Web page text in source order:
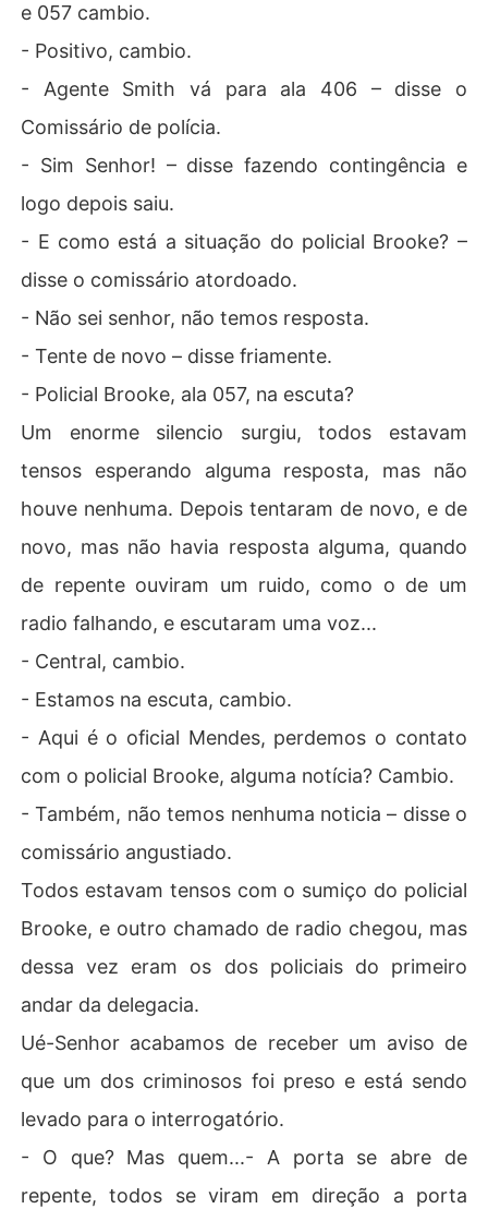
e 057 cambio.
- Positivo, cambio.
- Agente Smith vá para ala 406 – disse o
Comissário de polícia.
- Sim Senhor! – disse fazendo contingência e
logo depois saiu.
- E como está a situação do policial Brooke? –
disse o comissário atordoado.
- Não sei senhor, não temos resposta.
- Tente de novo – disse friamente.
- Policial Brooke, ala 057, na escuta?
Um enorme silencio surgiu, todos estavam
tensos esperando alguma resposta, mas não
houve nenhuma. Depois tentaram de novo, e de
novo, mas não havia resposta alguma, quando
de repente ouviram um ruido, como o de um
radio falhando, e escutaram uma voz...
- Central, cambio.
- Estamos na escuta, cambio.
- Aqui é o oficial Mendes, perdemos o contato
com o policial Brooke, alguma notícia? Cambio.
- Também, não temos nenhuma noticia – disse o
comissário angustiado.
Todos estavam tensos com o sumiço do policial
Brooke, e outro chamado de radio chegou, mas
dessa vez eram os dos policiais do primeiro
andar da delegacia.
Ué-Senhor acabamos de receber um aviso de
que um dos criminosos foi preso e está sendo
levado para o interrogatório.
- O que? Mas quem...- A porta se abre de
repente, todos se viram em direção a porta